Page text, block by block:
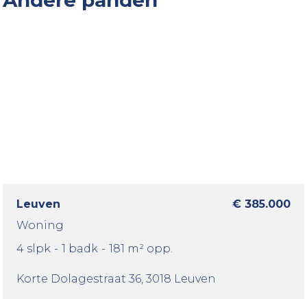
Leuven
€ 385.000
Woning
4 slpk - 1 badk - 181 m² opp.
Korte Dolagestraat 36, 3018 Leuven